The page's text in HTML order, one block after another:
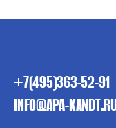
+7(495)363-52-91
INFO@APA-